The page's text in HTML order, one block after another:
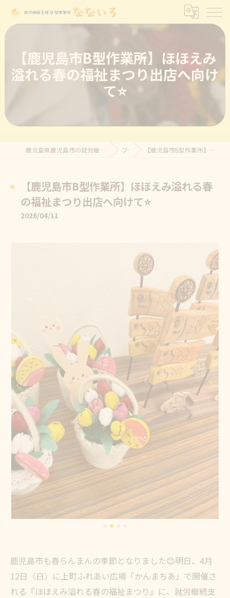
【鹿児島市B型作業所】ほほえみ
溢れる春の福祉まつり出店へ向け
て⭐
鹿児島県鹿児島市の就労継続支援B型なら就労継続支援B型事業所 なないろ ブログ 【鹿児島市B型作業所】ほほえみ溢れる春の福祉まつり出店へ向けて⭐
【鹿児島市B型作業所】ほほえみ溢れる春
の福祉まつり出店へ向けて⭐
2026/04/11
鹿児島市も春らんまんの季節となりました😊明日、4月
12日（日）に上町ふれあい広場「かんまちあ」で開催さ
れる『ほほえみ溢れる春の福祉まつり』に、就労継続支